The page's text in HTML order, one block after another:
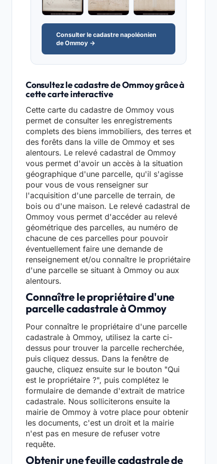
Consulter le cadastre napoléonien
de Ommoy →
Consultez le cadastre de Ommoy grâce à
cette carte interactive
Cette carte du cadastre de Ommoy vous
permet de consulter les enregistrements
complets des biens immobiliers, des terres et
des forêts dans la ville de Ommoy et ses
alentours. Le relevé cadastral de Ommoy
vous permet d'avoir un accès à la situation
géographique d'une parcelle, qu'il s'agisse
pour vous de vous renseigner sur
l'acquisition d'une parcelle de terrain, de
bois ou d'une maison. Le relevé cadastral de
Ommoy vous permet d'accéder au relevé
géométrique des parcelles, au numéro de
chacune de ces parcelles pour pouvoir
éventuellement faire une demande de
renseignement et/ou connaître le propriétaire
d'une parcelle se situant à Ommoy ou aux
alentours.
Connaître le propriétaire d'une
parcelle cadastrale à Ommoy
Pour connaître le propriétaire d'une parcelle
cadastrale à Ommoy, utilisez la carte ci-
dessus pour trouver la parcelle recherchée,
puis cliquez dessus. Dans la fenêtre de
gauche, cliquez ensuite sur le bouton "Qui
est le propriétaire ?", puis complétez le
formulaire de demande d'extrait de matrice
cadastrale. Nous solliciterons ensuite la
mairie de Ommoy à votre place pour obtenir
les documents, c'est un droit et la mairie
n'est pas en mesure de refuser votre
requête.
Obtenir une feuille cadastrale de